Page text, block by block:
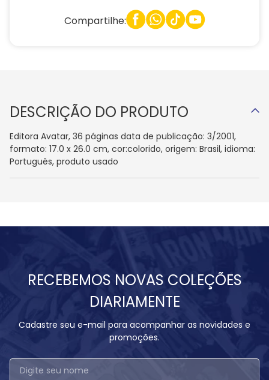
Compartilhe:
DESCRIÇÃO DO PRODUTO
Editora Avatar, 36 páginas data de publicação: 3/2001,
formato: 17.0 x 26.0 cm, cor:colorido, origem: Brasil, idioma:
Português, produto usado
RECEBEMOS NOVAS COLEÇÕES
DIARIAMENTE
Cadastre seu e-mail para acompanhar as novidades e
promoções.